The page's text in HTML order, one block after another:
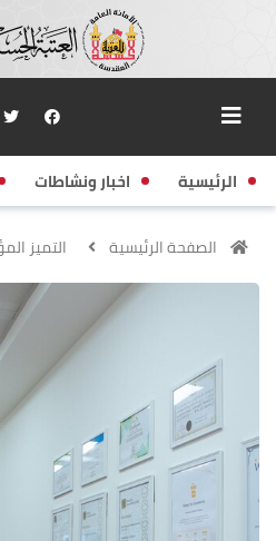
الرئيسية اخبار ونشاطات
الصفحة الرئيسية التميز